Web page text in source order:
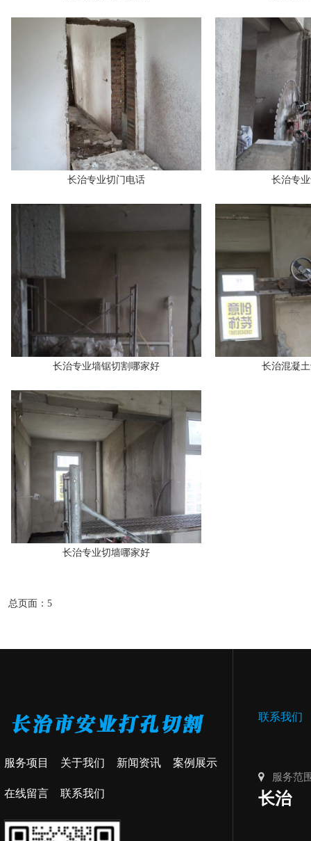
长治专业切门电话 长治专
长治专业墙锯切割哪家好 长治混凝
长治专业切墙哪家好
总页面：5
服务项目 关于我们 新闻资讯 案例展示
在线留言 联系我们
联系我们
服务范
长治